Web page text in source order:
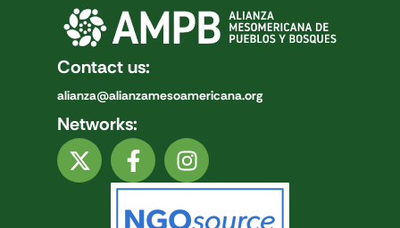
Contact us:
alianza@alianzamesoamericana.org
Networks: